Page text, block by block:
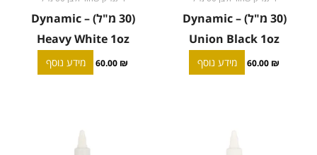
(30 מ"ל) Dynamic –
Union Black 1oz
60.00 ₪ מידע נוסף
(30 מ"ל) Dynamic –
Heavy White 1oz
60.00 ₪ מידע נוסף